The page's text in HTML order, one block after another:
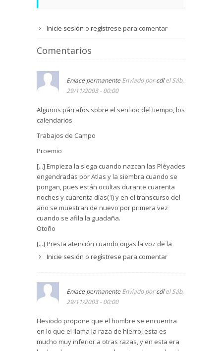
Inicie sesión o regístrese para comentar
Comentarios
Enlace permanente Enviado porcdlel Sáb,
29/11/2003 - 00:00
Algunos párrafos sobre el sentido del tiempo, los
calendarios
Trabajos de Campo
Proemio
[...] Empieza la siega cuando nazcan las Pléyades
engendradas por Atlas y la siembra cuando se
pongan, pues están ocultas durante cuarenta
noches y cuarenta días(1) y en el transcurso del
año se muestran de nuevo por primera vez
cuando se afila la guadaña.
Otoño
[...] Presta atención cuando oigas la voz de la
grulla(2) que grita anualmente en lo alto de las
inicio del lluvioso invierno y daña el corazón del
hombre sin bueyes.
[...] Si cultivas la divina tierra en el solsticio, ...
[...] Cuando el cuclillo cante(3) por primera vez en
las hojas de la encina y deleite a los mortales en
la tierra sin límites, entonces pide a Zeus que
envíe lluvia al tercer día y no pare, sin
sobrepasar la pezuña del buey ni quedarse por
Inicie sesión o regístrese para comentar
Enlace permanente Enviado porcdlel Sáb,
29/11/2003 - 00:00
Hesiodo propone que el hombre se encuentra
en lo que el llama la raza de hierro, esta es
mucho muy inferior a otras razas, y en esta era